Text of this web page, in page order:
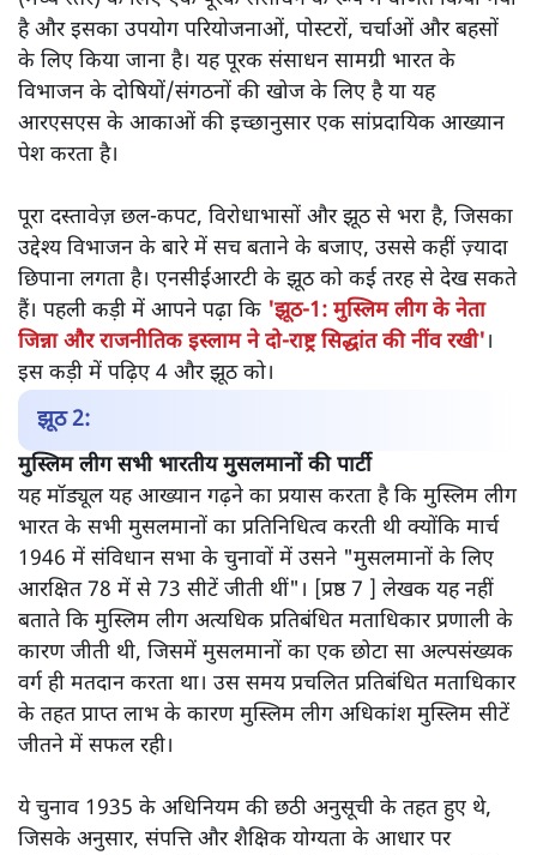
है और इसका उपयोग परियोजनाओं, पोस्टरों, चर्चाओं और बहसों
के लिए किया जाना है। यह पूरक संसाधन सामग्री भारत के
विभाजन के दोषियों/संगठनों की खोज के लिए है या यह
आरएसएस के आकाओं की इच्छानुसार एक सांप्रदायिक आख्यान
पेश करता है।
पूरा दस्तावेज़ छल-कपट, विरोधाभासों और झूठ से भरा है, जिसका
उद्देश्य विभाजन के बारे में सच बताने के बजाए, उससे कहीं ज़्यादा
छिपाना लगता है। एनसीईआरटी के झूठ को कई तरह से देख सकते
हैं। पहली कड़ी में आपने पढ़ा कि 'झूठ-1: मुस्लिम लीग के नेता
जिन्ना और राजनीतिक इस्लाम ने दो-राष्ट्र सिद्धांत की नींव रखी'।
इस कड़ी में पढ़िए 4 और झूठ को।
झूठ 2:
मुस्लिम लीग सभी भारतीय मुसलमानों की पार्टी
यह मॉड्यूल यह आख्यान गढ़ने का प्रयास करता है कि मुस्लिम लीग
भारत के सभी मुसलमानों का प्रतिनिधित्व करती थी क्योंकि मार्च
1946 में संविधान सभा के चुनावों में उसने "मुसलमानों के लिए
आरक्षित 78 में से 73 सीटें जीती थीं"। [प्रष्ठ 7 ] लेखक यह नहीं
बताते कि मुस्लिम लीग अत्यधिक प्रतिबंधित मताधिकार प्रणाली के
कारण जीती थी, जिसमें मुसलमानों का एक छोटा सा अल्पसंख्यक
वर्ग ही मतदान करता था। उस समय प्रचलित प्रतिबंधित मताधिकार
के तहत प्राप्त लाभ के कारण मुस्लिम लीग अधिकांश मुस्लिम सीटें
जीतने में सफल रही।
ये चुनाव 1935 के अधिनियम की छठी अनुसूची के तहत हुए थे,
जिसके अनुसार, संपत्ति और शैक्षिक योग्यता के आधार पर